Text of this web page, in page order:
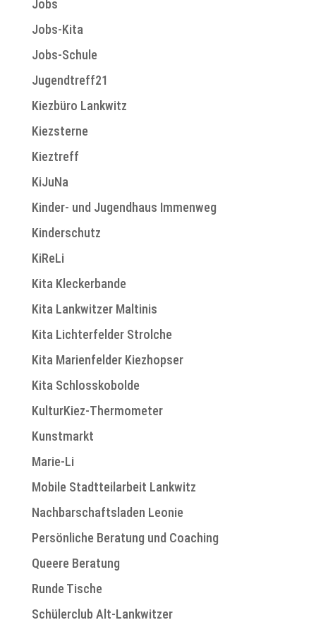
Jobs
Jobs-Kita
Jobs-Schule
Jugendtreff21
Kiezbüro Lankwitz
Kiezsterne
Kieztreff
KiJuNa
Kinder- und Jugendhaus Immenweg
Kinderschutz
KiReLi
Kita Kleckerbande
Kita Lankwitzer Maltinis
Kita Lichterfelder Strolche
Kita Marienfelder Kiezhopser
Kita Schlosskobolde
KulturKiez-Thermometer
Kunstmarkt
Marie-Li
Mobile Stadtteilarbeit Lankwitz
Nachbarschaftsladen Leonie
Persönliche Beratung und Coaching
Queere Beratung
Runde Tische
Schülerclub Alt-Lankwitzer